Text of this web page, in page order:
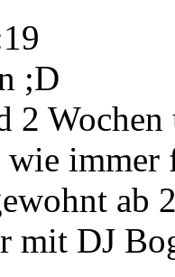
;D
2
immer
ab
mit DJ